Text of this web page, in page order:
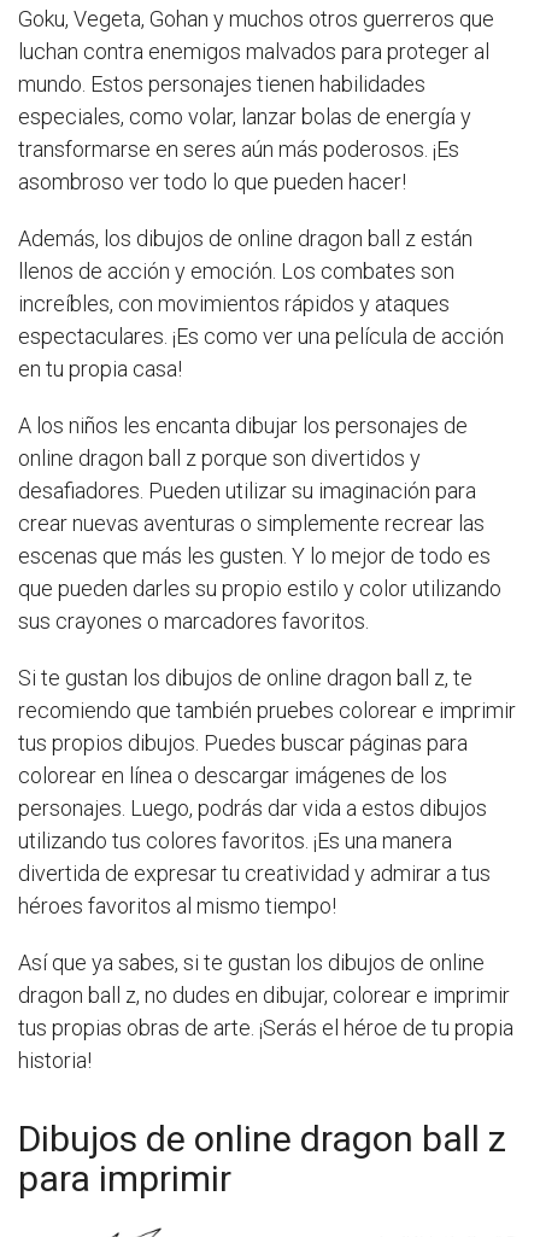
Goku, Vegeta, Gohan y muchos otros guerreros que
luchan contra enemigos malvados para proteger al
mundo. Estos personajes tienen habilidades
especiales, como volar, lanzar bolas de energía y
transformarse en seres aún más poderosos. ¡Es
asombroso ver todo lo que pueden hacer!
Además, los dibujos de online dragon ball z están
llenos de acción y emoción. Los combates son
increíbles, con movimientos rápidos y ataques
espectaculares. ¡Es como ver una película de acción
en tu propia casa!
A los niños les encanta dibujar los personajes de
online dragon ball z porque son divertidos y
desafiadores. Pueden utilizar su imaginación para
crear nuevas aventuras o simplemente recrear las
escenas que más les gusten. Y lo mejor de todo es
que pueden darles su propio estilo y color utilizando
sus crayones o marcadores favoritos.
Si te gustan los dibujos de online dragon ball z, te
recomiendo que también pruebes colorear e imprimir
tus propios dibujos. Puedes buscar páginas para
colorear en línea o descargar imágenes de los
personajes. Luego, podrás dar vida a estos dibujos
utilizando tus colores favoritos. ¡Es una manera
divertida de expresar tu creatividad y admirar a tus
héroes favoritos al mismo tiempo!
Así que ya sabes, si te gustan los dibujos de online
dragon ball z, no dudes en dibujar, colorear e imprimir
tus propias obras de arte. ¡Serás el héroe de tu propia
historia!
Dibujos de online dragon ball z
para imprimir